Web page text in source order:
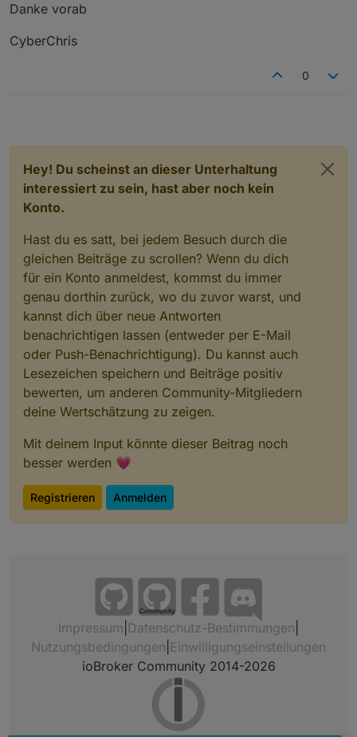
Danke vorab
CyberChris
0
Hey! Du scheinst an dieser Unterhaltung
interessiert zu sein, hast aber noch kein
Konto.
Hast du es satt, bei jedem Besuch durch die
gleichen Beiträge zu scrollen? Wenn du dich
für ein Konto anmeldest, kommst du immer
genau dorthin zurück, wo du zuvor warst, und
kannst dich über neue Antworten
benachrichtigen lassen (entweder per E-Mail
oder Push-Benachrichtigung). Du kannst auch
Lesezeichen speichern und Beiträge positiv
bewerten, um anderen Community-Mitgliedern
deine Wertschätzung zu zeigen.
Mit deinem Input könnte dieser Beitrag noch
besser werden 💗
Registrieren Anmelden
Community
Impressum Datenschutz-Bestimmungen
Nutzungsbedingungen Einwilligungseinstellungen
ioBroker Community 2014-2026